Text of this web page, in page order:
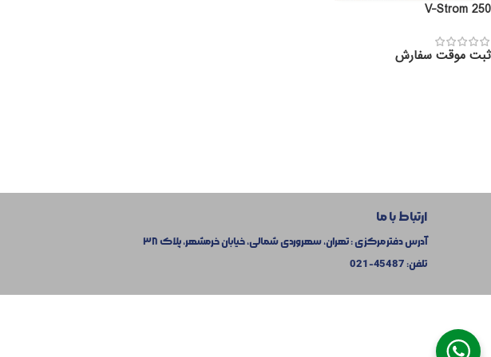
V-Strom 250
ثبت موقت سفارش
ارتباط با ما
آدرس دفتر مرکزی : تهران، سهروردی شمالی، خیابان خرمشهر، پلاک ۳۸
تلفن:45487-021